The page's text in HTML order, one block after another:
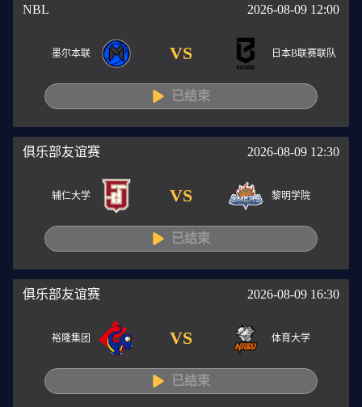
NBL 2026-08-09 12:00
墨尔本联 VS 日本B联赛联队
已结束
俱乐部友谊赛 2026-08-09 12:30
辅仁大学 VS 黎明学院
已结束
俱乐部友谊赛 2026-08-09 16:30
裕隆集团 VS 体育大学
已结束